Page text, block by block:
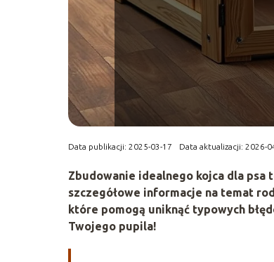
Data publikacji: 2025-03-17 Data aktualizacji: 2026-
Zbudowanie idealnego kojca dla
szczegółowe informacje na temat
które pomogą uniknąć typowych
Twojego pupila!